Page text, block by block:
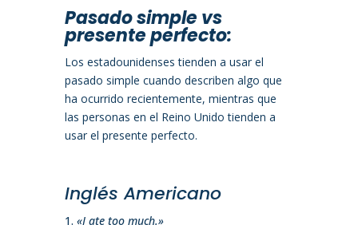
Pasado simple vs
presente perfecto:
Los estadounidenses tienden a usar el
pasado simple cuando describen algo que
ha ocurrido recientemente, mientras que
las personas en el Reino Unido tienden a
usar el presente perfecto.
Inglés Americano
«I ate too much.»